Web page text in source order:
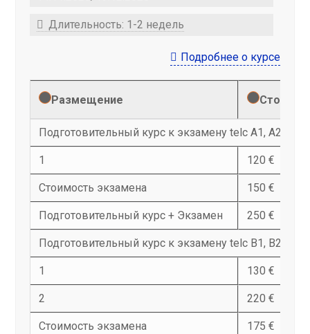
Длительность: 1-2 недель
Подробнее о курсе
Размещение
Подготовительный курс к экзамену telc A1, A2
1 120 €
Стоимость экзамена 150 €
Подготовительный курс + Экзамен 250 €
Подготовительный курс к экзамену telc B1, B2
1 130 €
2 220 €
Стоимость экзамена 175 €